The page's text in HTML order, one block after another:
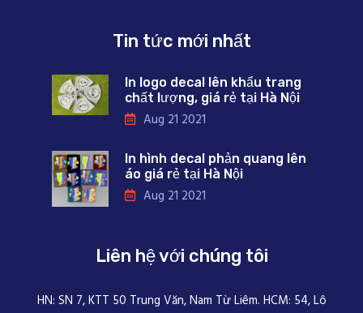
Tin tức mới nhất
In logo decal lên khẩu trang
chất lượng, giá rẻ tại Hà Nội
Aug 21 2021
In hình decal phản quang lên
áo giá rẻ tại Hà Nội
Aug 21 2021
Liên hệ với chúng tôi
HN: SN 7, KTT 50 Trung Văn, Nam Từ Liêm. HCM: 54, Lô